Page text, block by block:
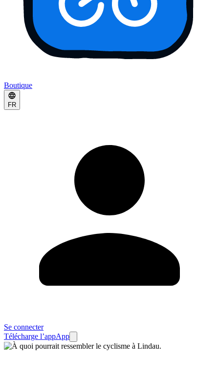
Boutique
FR
Se connecter
Télécharge l’appApp